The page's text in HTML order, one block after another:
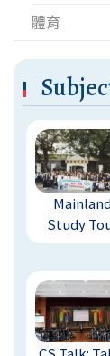
體育
Study